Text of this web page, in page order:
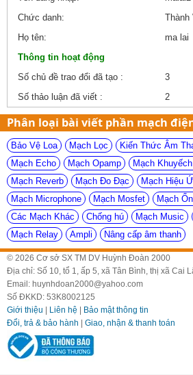
Chức danh:
Thành
Họ tên:
ma lai
Thông tin hoạt động
Số chủ đề trao đổi đã tạo :
3
Số thảo luận đã viết :
2
Phân loại bài viết phần mạch
Bảo Vệ Loa Mạch Lọc
Kiến Thức Âm
Mạch Echo
Mạch Opamp
Mạch
Mạch Reverb
Mạch Đo Đạc
Mạch Hiệu
Mạch Microphone
Mạch Mosfet Mạch
Các Mạch Khác
Chống hú Mạch Music
Mạch Relay
Ampli Nâng cấp âm thanh
© 2026 Cơ sở SX TM DV Huỳnh Đoàn 2000
Địa chỉ: Số 10, tổ 1, ấp 5, xã Tân Bình, thị xã Cai
Email: huynhdoan2000@yahoo.com
Số ĐKKD: 53K8002125
Giới thiệu
Liên hệ
Bảo mật thông tin
Đổi, trả & bảo hành
Giao, nhận & thanh toán